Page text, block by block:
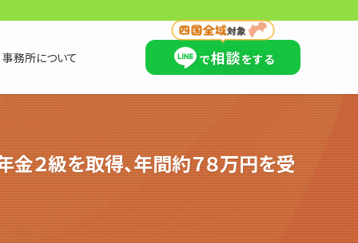
×
事務所について で相談をする
２級を取得、年間約７８万円を受